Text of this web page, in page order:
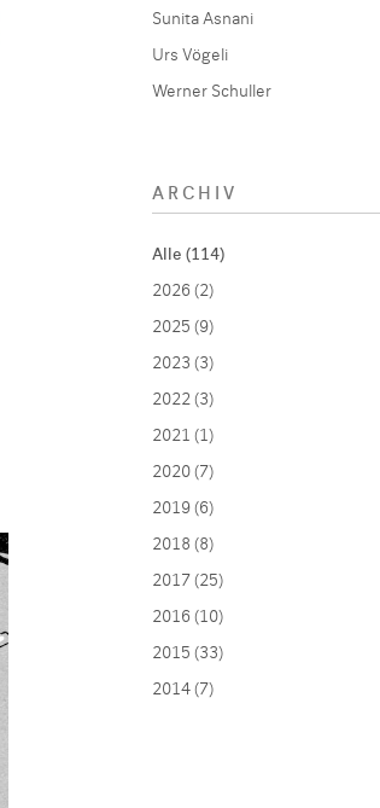
Sunita Asnani
Urs Vögeli
Werner Schuller
ARCHIV
Alle (114)
2026 (2)
2025 (9)
2023 (3)
2022 (3)
2021 (1)
2020 (7)
2019 (6)
2018 (8)
2017 (25)
2016 (10)
2015 (33)
2014 (7)